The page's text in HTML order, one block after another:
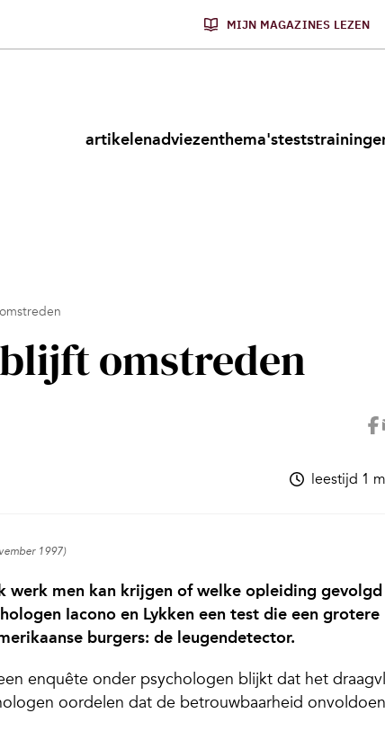
MIJN MAGAZINES LEZEN
artikelenadviezenthema'stests
omstreden
leestijd 1
1997)
werk men kan krijgen of welke opleiding
Iacono en Lykken een test die een grotere
burgers: de leugendetector.
enquête onder psychologen blijkt dat het
oordelen dat de betrouwbaarheid